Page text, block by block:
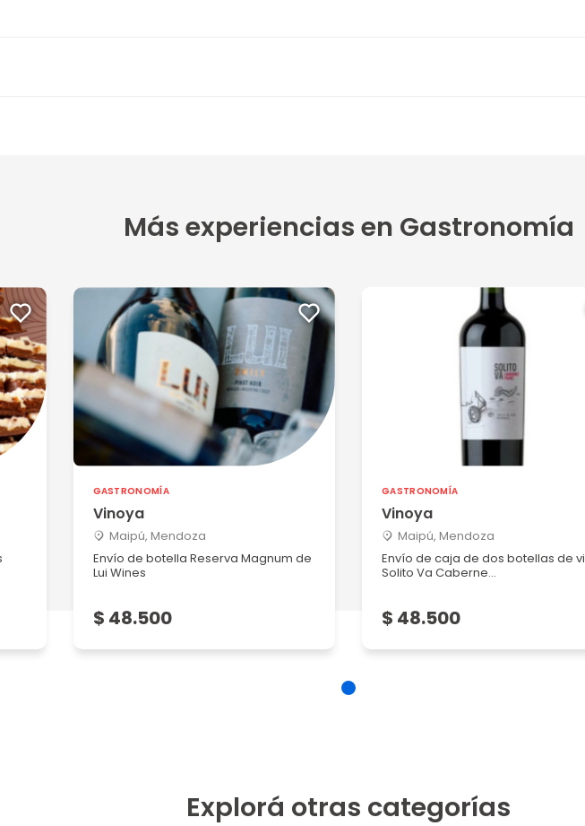
Más experiencias en Gastronomía
GASTRONOMÍA
Vinoya
Maipú, Mendoza
Envío de botella Reserva Magnum de
Lui Wines
$ 48.500
GASTRONOMÍA
Vinoya
Maipú, Mendoza
Envío de caja de dos botellas de
Solito Va Caberne...
$ 48.500
Explorá otras categorías